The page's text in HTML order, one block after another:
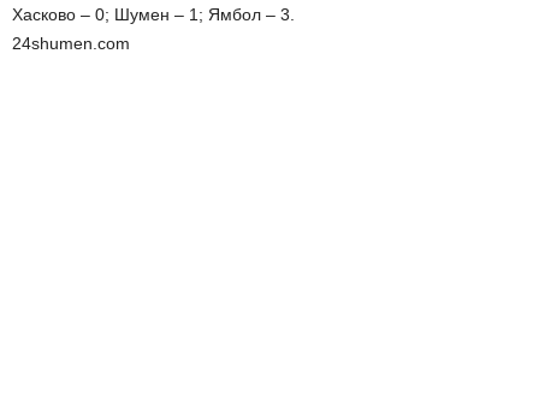
Хасково – 0; Шумен – 1; Ямбол – 3.
24shumen.com